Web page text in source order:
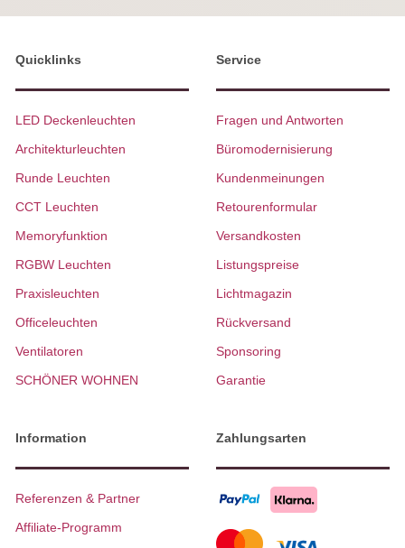
Quicklinks
LED Deckenleuchten
Architekturleuchten
Runde Leuchten
CCT Leuchten
Memoryfunktion
RGBW Leuchten
Praxisleuchten
Officeleuchten
Ventilatoren
SCHÖNER WOHNEN
Service
Fragen und Antworten
Büromodernisierung
Kundenmeinungen
Retourenformular
Versandkosten
Listungspreise
Lichtmagazin
Rückversand
Sponsoring
Garantie
Information
Referenzen & Partner
Affiliate-Programm
Zahlungsarten